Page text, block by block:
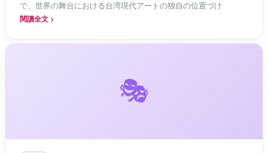
で、世界の舞台における台湾現代アートの独自の位置づけ
閱讀全文
🎭